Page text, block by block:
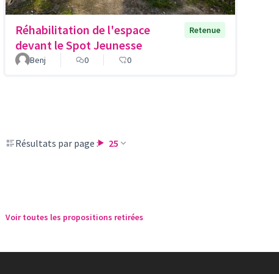
Réhabilitation de l'espace
devant le Spot Jeunesse
Retenue
Benj 0 0
Résultats par page : 25
Voir toutes les propositions retirées